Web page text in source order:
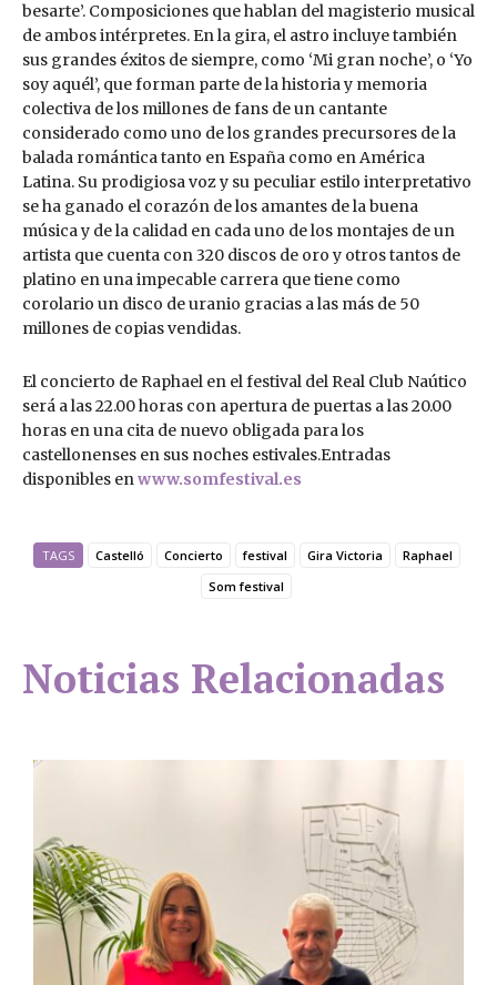
besarte’. Composiciones que hablan del magisterio musical
de ambos intérpretes. En la gira, el astro incluye también
sus grandes éxitos de siempre, como ‘Mi gran noche’, o ‘Yo
soy aquél’, que forman parte de la historia y memoria
colectiva de los millones de fans de un cantante
considerado como uno de los grandes precursores de la
balada romántica tanto en España como en América
Latina. Su prodigiosa voz y su peculiar estilo interpretativo
se ha ganado el corazón de los amantes de la buena
música y de la calidad en cada uno de los montajes de un
artista que cuenta con 320 discos de oro y otros tantos de
platino en una impecable carrera que tiene como
corolario un disco de uranio gracias a las más de 50
millones de copias vendidas.
El concierto de Raphael en el festival del Real Club Naútico
será a las 22.00 horas con apertura de puertas a las 20.00
horas en una cita de nuevo obligada para los
castellonenses en sus noches estivales.Entradas
disponibles enwww.somfestival.es
TAGS Castelló Concierto festival Gira Victoria
Raphael
Som festival
Noticias Relacionadas